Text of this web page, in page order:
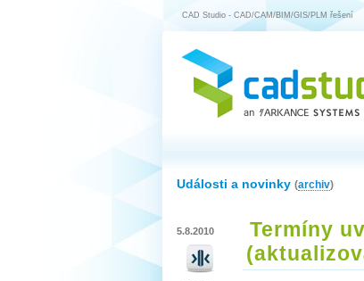
CAD Studio - CAD/CAM/BIM/GIS/PLM řešení
Události a novinky (archiv)
5.8.2010
Termíny